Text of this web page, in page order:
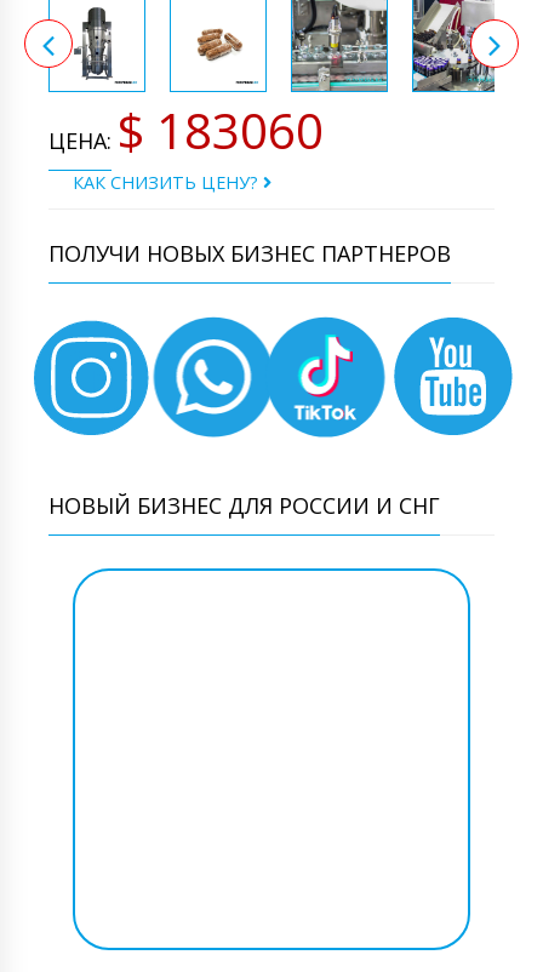
ЦЕНА: $ 183060
КАК СНИЗИТЬ ЦЕНУ?
ПОЛУЧИ НОВЫХ БИЗНЕС ПАРТНЕРОВ
НОВЫЙ БИЗНЕС ДЛЯ РОССИИ И СНГ